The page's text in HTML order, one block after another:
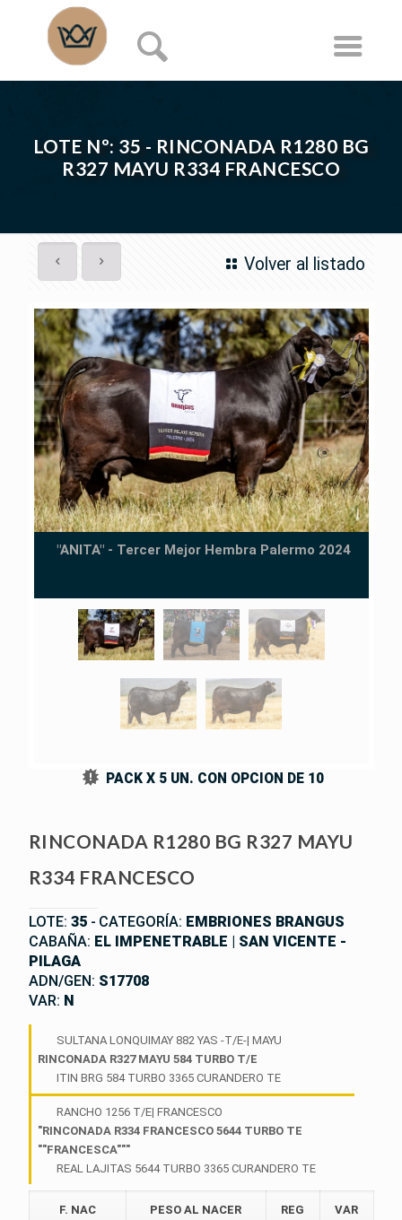
LOTE Nº: 35 - RINCONADA R1280 BG
R327 MAYU R334 FRANCESCO
Volver al listado
"ANITA" - Tercer Mejor Hembra Palermo 2024
PACK X 5 UN. CON OPCION DE 10
RINCONADA R1280 BG R327 MAYU
R334 FRANCESCO
LOTE: 35- CATEGORÍA: EMBRIONES BRANGUS
CABAÑA: EL IMPENETRABLE | SAN VICENTE -
PILAGA
ADN/GEN: S17708
VAR: N
SULTANA LONQUIMAY 882 YAS -T/E-| MAYU
RINCONADA R327 MAYU 584 TURBO T/E
ITIN BRG 584 TURBO 3365 CURANDERO TE
RANCHO 1256 T/E| FRANCESCO
"RINCONADA R334 FRANCESCO 5644 TURBO TE
""FRANCESCA"""
REAL LAJITAS 5644 TURBO 3365 CURANDERO TE
F. NAC PESO AL NACER REG VAR